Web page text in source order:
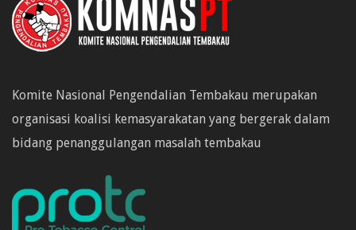
Komite Nasional Pengendalian Tembakau merupakan
organisasi koalisi kemasyarakatan yang bergerak dalam
bidang penanggulangan masalah tembakau